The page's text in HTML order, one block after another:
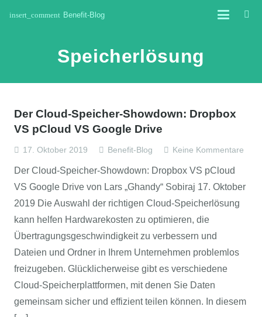
insert_comment Benefit-Blog
Speicherlösung
Der Cloud-Speicher-Showdown: Dropbox
VS pCloud VS Google Drive
17. Oktober 2019 Benefit-Blog Keine Kommentare
Der Cloud-Speicher-Showdown: Dropbox VS pCloud
VS Google Drive von Lars „Ghandy“ Sobiraj 17. Oktober
2019 Die Auswahl der richtigen Cloud-Speicherlösung
kann helfen Hardwarekosten zu optimieren, die
Übertragungsgeschwindigkeit zu verbessern und
Dateien und Ordner in Ihrem Unternehmen problemlos
freizugeben. Glücklicherweise gibt es verschiedene
Cloud-Speicherplattformen, mit denen Sie Daten
gemeinsam sicher und effizient teilen können. In diesem